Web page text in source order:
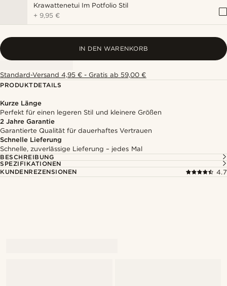
Krawattenetui Im Potfolio Stil
+ 9,95 €
IN DEN WARENKORB
Standard-Versand 4,95 € - Gratis ab 59,00 €
PRODUKTDETAILS
Kurze Länge
Perfekt für einen legeren Stil und kleinere Größen
2 Jahre Garantie
Garantierte Qualität für dauerhaftes Vertrauen
Schnelle Lieferung
Schnelle, zuverlässige Lieferung – jedes Mal
BESCHREIBUNG
SPEZIFIKATIONEN
KUNDENREZENSIONEN
4.7